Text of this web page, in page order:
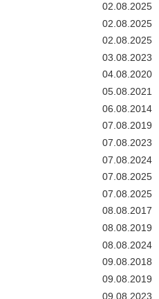
02.08.2025
02.08.2025
02.08.2025
03.08.2023
04.08.2020
05.08.2021
06.08.2014
07.08.2019
07.08.2023
07.08.2024
07.08.2025
07.08.2025
08.08.2017
08.08.2019
08.08.2024
09.08.2018
09.08.2019
09.08.2023